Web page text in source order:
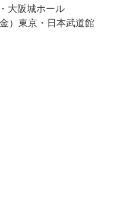
大阪城ホール
）東京・日本武道館